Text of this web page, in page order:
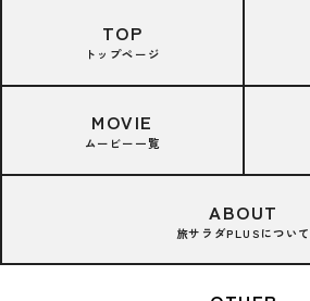
TOP
トップページ
MOVIE
ムービー一覧
ABOUT
旅サラダPLUSについて